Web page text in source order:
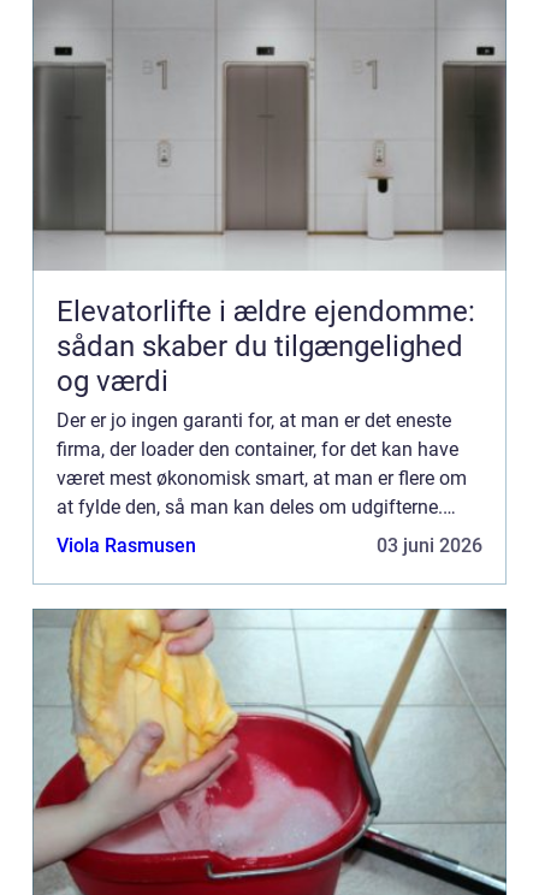
Elevatorlifte i ældre ejendomme:
sådan skaber du tilgængelighed
og værdi
Der er jo ingen garanti for, at man er det eneste
firma, der loader den container, for det kan have
været mest økonomisk smart, at man er flere om
at fylde den, så man kan deles om udgifterne.
Måske bliver man ligefrem påduttet, at der er
Viola Rasmusen 03 juni 2026